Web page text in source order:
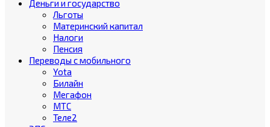
Деньги и государство
Льготы
Материнский капитал
Налоги
Пенсия
Переводы с мобильного
Yota
Билайн
Мегафон
МТС
Теле2